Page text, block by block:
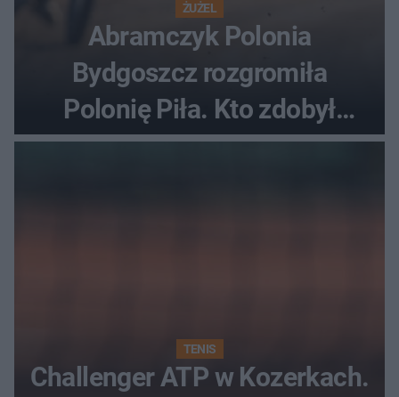
ŻUŻEL
Abramczyk Polonia
Bydgoszcz rozgromiła
Polonię Piła. Kto zdobył
najwięcej punktów?
TENIS
Challenger ATP w Kozerkach.